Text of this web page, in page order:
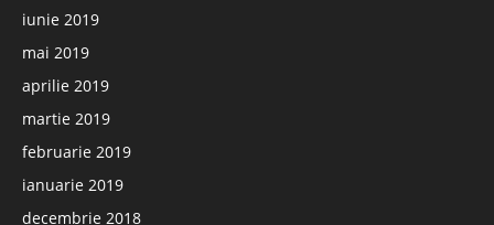
iunie 2019
mai 2019
aprilie 2019
martie 2019
februarie 2019
ianuarie 2019
decembrie 2018